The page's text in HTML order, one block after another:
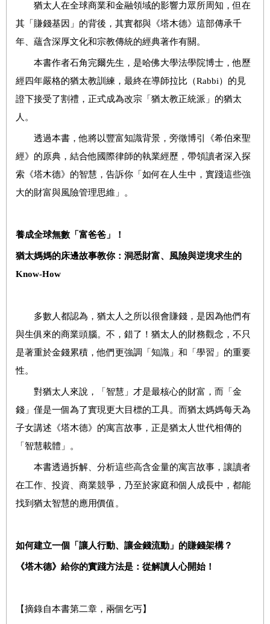
猶太人在全球商業和金融領域的影響力眾所周知，但在
其「賺錢基因」的背後，其實都與《塔木德》這部傳承千
年、蘊含深厚文化和宗教傳統的經典著作有關。
本書作者石角完爾先生，是哈佛大學法學院博士，他歷
經四年嚴格的猶太教訓練，最終在導師拉比（Rabbi）的見
證下接受了割禮，正式成為改宗「猶太教正統派」的猶太
人。
透過本書，他將以豐富知識背景，旁徵博引《希伯來聖
經》的原典，結合他國際律師的執業經歷，帶領讀者深入探
索《塔木德》的智慧，告訴你「如何在人生中，實踐這些強
大的財富與風險管理思維」。
養成全球無數「富爸爸」！
猶太媽媽的床邊故事教你：洞悉財富、風險與逆境求生的
Know-How
多數人都認為，猶太人之所以很會賺錢，是因為他們有
與生俱來的商業頭腦。不，錯了！猶太人的財務觀念，不只
是著重於金錢累積，他們更強調「知識」和「學習」的重要
性。
對猶太人來說，「智慧」才是最核心的財富，而「金
錢」僅是一個為了實現更大目標的工具。而猶太媽媽每天為
子女講述《塔木德》的寓言故事，正是猶太人世代相傳的
「智慧載體」。
本書透過拆解、分析這些高含金量的寓言故事，讓讀者
在工作、投資、商業競爭，乃至於家庭和個人成長中，都能
找到猶太智慧的應用價值。
如何建立一個「讓人行動、讓金錢流動」的賺錢架構？
《塔木德》給你的實踐方法是：從解讀人心開始！
【摘錄自本書第二章，兩個乞丐】